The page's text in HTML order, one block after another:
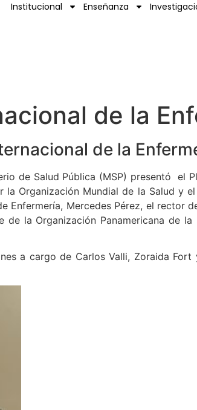
Institucional Enseñanza
de la
de la
de Salud Pública (MSP) presentó el
Organización Mundial de la Salud y
Mercedes Pérez, el rector
la Organización Panamericana de
a cargo de Carlos Valli, Zoraida